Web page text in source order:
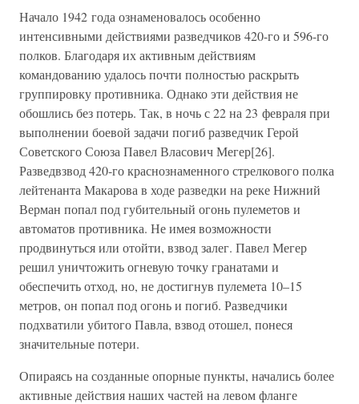
Начало 1942 года ознаменовалось особенно
интенсивными действиями разведчиков 420-го и 596-го
полков. Благодаря их активным действиям
командованию удалось почти полностью раскрыть
группировку противника. Однако эти действия не
обошлись без потерь. Так, в ночь с 22 на 23 февраля при
выполнении боевой задачи погиб разведчик Герой
Советского Союза Павел Власович Мегер[26].
Разведвзвод 420-го краснознаменного стрелкового полка
лейтенанта Макарова в ходе разведки на реке Нижний
Верман попал под губительный огонь пулеметов и
автоматов противника. Не имея возможности
продвинуться или отойти, взвод залег. Павел Мегер
решил уничтожить огневую точку гранатами и
обеспечить отход, но, не достигнув пулемета 10–15
метров, он попал под огонь и погиб. Разведчики
подхватили убитого Павла, взвод отошел, понеся
значительные потери.
Опираясь на созданные опорные пункты, начались более
активные действия наших частей на левом фланге